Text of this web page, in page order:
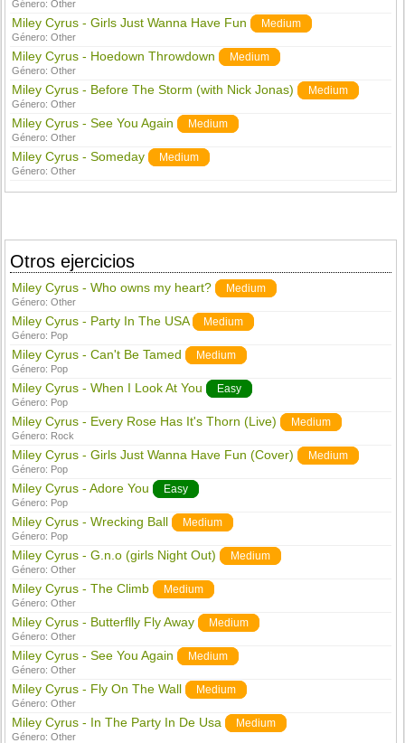
Género:Other
Miley Cyrus - Girls Just Wanna Have Fun Medium
Género:Other
Miley Cyrus - Hoedown Throwdown Medium
Género:Other
Miley Cyrus - Before The Storm (with Nick Jonas) Medium
Género:Other
Miley Cyrus - See You Again Medium
Género:Other
Miley Cyrus - Someday Medium
Género:Other
Otros ejercicios
Miley Cyrus - Who owns my heart? Medium
Género:Other
Miley Cyrus - Party In The USA Medium
Género: Pop
Miley Cyrus - Can't Be Tamed Medium
Género: Pop
Miley Cyrus - When I Look At You Easy
Género: Pop
Miley Cyrus - Every Rose Has It's Thorn (Live) Medium
Género: Rock
Miley Cyrus - Girls Just Wanna Have Fun (Cover) Medium
Género: Pop
Miley Cyrus - Adore You Easy
Género: Pop
Miley Cyrus - Wrecking Ball Medium
Género: Pop
Miley Cyrus - G.n.o (girls Night Out) Medium
Género:Other
Miley Cyrus - The Climb Medium
Género:Other
Miley Cyrus - Butterflly Fly Away Medium
Género:Other
Miley Cyrus - See You Again Medium
Género:Other
Miley Cyrus - Fly On The Wall Medium
Género:Other
Miley Cyrus - In The Party In De Usa Medium
Género:Other